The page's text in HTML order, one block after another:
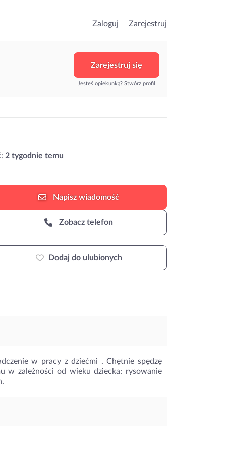
Zaloguj Zarejestruj
Zarejestruj się
Jesteś opiekunką? Stwórz profil
2 tygodnie temu
Napisz wiadomość
Zobacz telefon
Dodaj do ulubionych
w pracy z dziećmi . Chętnie spędzę
w zależności od wieku dziecka: rysowanie